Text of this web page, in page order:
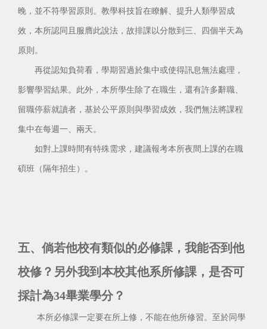
晚，並不符學習原則。教學科技旨在瞭解、提升人類學習成
效，本所認同且服膺此說法，故排課以分散到三、四個半天為
原則。
再從認知負荷看，學期習過於集中或使得訊息無法處理，
影響學習結果。此外，本所學生除了在職生，還有許多辭職、
留職停薪就讀者，基於公平原則與學習成效，我們無法將課程
集中在每週一、兩天。
如對上課時間有特殊需求，建議報考本所夜間上課的在職
碩班（隔年招生）。
五、倘若他校有類似的必修課，我能否到他
校修？另外我到本校其他系所修課，是否可
採計為34畢業學分？
本所必修課一定要在所上修，不能在他所修習。至於同學